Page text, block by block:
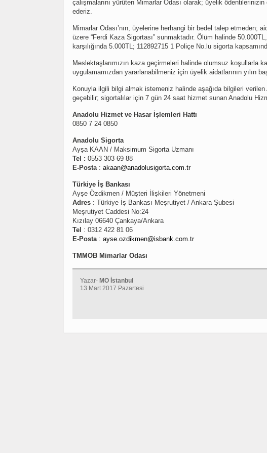
çalışmalarını yürüten Mimarlar Odası olarak; üyelik
ederiz.
Mimarlar Odası’nın, üyelerine herhangi bir bedel talep etmeden;
üzere “Ferdi Kaza Sigortası” sunmaktadır. Ölüm halinde
karşılığında 5.000TL; 112892715 1 Poliçe No.lu sigorta
Meslektaşlarımızın kaza geçirmeleri halinde olumsuz koşullarla
uygulamamızdan yararlanabilmeniz için üyelik aidatlarının yılın
Konuyla ilgili bilgi almak istemeniz halinde aşağıda bilgileri
geçebilir; sigortalılar için 7 gün 24 saat hizmet sunan Anadolu
Anadolu Hizmet ve Hasar İşlemleri Hattı
0850 7 24 0850
Anadolu Sigorta
Ayşa KAAN / Maksimum Sigorta Uzmanı
Tel : 0553 303 69 88
E-Posta: akaan@anadolusigorta.com.tr
Türkiye İş Bankası
Ayşe Özdikmen / Müşteri İlişkileri Yönetmeni
Adres : Türkiye İş Bankası Meşrutiyet / Ankara Şubesi
Meşrutiyet Caddesi No:24
Kızılay 06640 Çankaya/Ankara
Tel : 0312 422 81 06
E-Posta: ayse.ozdikmen@isbank.com.tr
TMMOB Mimarlar Odası
Yazar- MO İstanbul
13 Mart 2017 Pazartesi